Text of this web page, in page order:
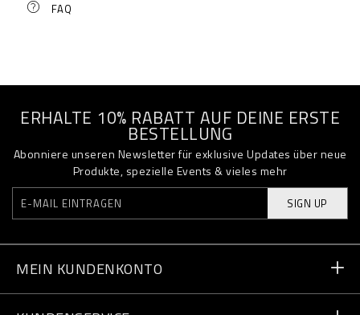
FAQ
ERHALTE 10% RABATT AUF DEINE ERSTE
BESTELLUNG
Abonniere unseren Newsletter für exklusive Updates über neue
Produkte, spezielle Events & vieles mehr
SIGN UP
MEIN KUNDENKONTO